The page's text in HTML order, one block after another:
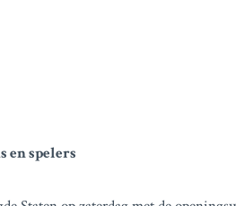
en spelers